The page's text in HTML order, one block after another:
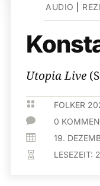
AUDIO
Utopia Live
 FOLKER
 0
 19.
 LESEZEIT: 2